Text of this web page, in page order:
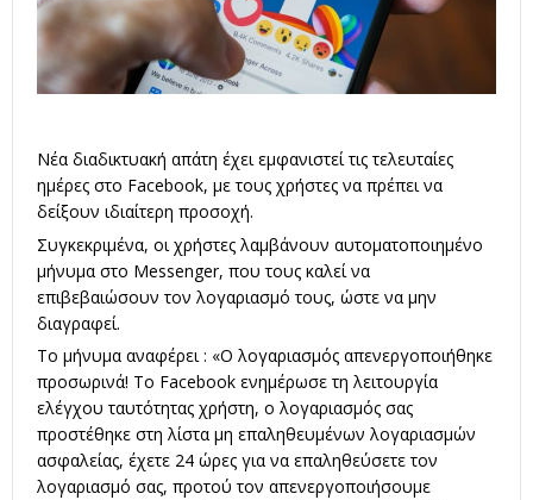
Νέα διαδικτυακή απάτη έχει εμφανιστεί τις τελευταίες
ημέρες στο Facebook, με τους χρήστες να πρέπει να
δείξουν ιδιαίτερη προσοχή.
Συγκεκριμένα, οι χρήστες λαμβάνουν αυτοματοποιημένο
μήνυμα στο Messenger, που τους καλεί να
επιβεβαιώσουν τον λογαριασμό τους, ώστε να μην
διαγραφεί.
Το μήνυμα αναφέρει : «Ο λογαριασμός απενεργοποιήθηκε
προσωρινά! Το Facebook ενημέρωσε τη λειτουργία
ελέγχου ταυτότητας χρήστη, ο λογαριασμός σας
προστέθηκε στη λίστα μη επαληθευμένων λογαριασμών
ασφαλείας, έχετε 24 ώρες για να επαληθεύσετε τον
λογαριασμό σας, προτού τον απενεργοποιήσουμε